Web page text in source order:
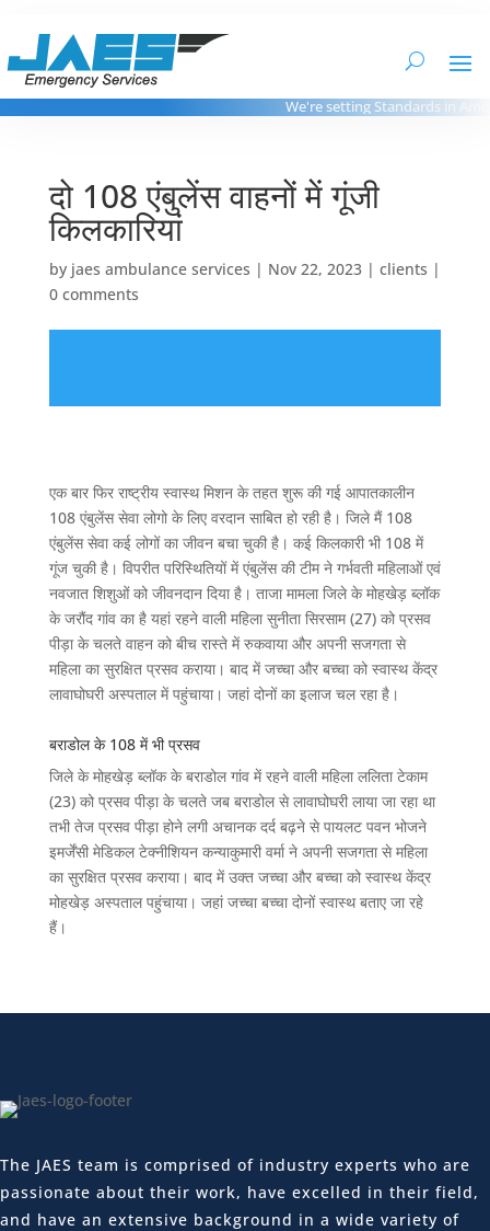
We're setting Standards in
दो 108 एंबुलेंस वाहनों में गूंजी
किलकारियां
by jaes ambulance services | Nov 22, 2023| clients |
0 comments
एक बार फिर राष्ट्रीय स्वास्थ मिशन के तहत शुरू की गई आपातकालीन
108 एंबुलेंस सेवा लोगो के लिए वरदान साबित हो रही है। जिले मैं 108
एंबुलेंस सेवा कई लोगों का जीवन बचा चुकी है। कई किलकारी भी 108 में
गूंज चुकी है। विपरीत परिस्थितियों में एंबुलेंस की टीम ने गर्भवती महिलाओं एवं
नवजात शिशुओं को जीवनदान दिया है। ताजा मामला जिले के मोहखेड़ ब्लॉक
के जरौंद गांव का है यहां रहने वाली महिला सुनीता सिरसाम (27) को प्रसव
पीड़ा के चलते वाहन को बीच रास्ते में रुकवाया और अपनी सजगता से
महिला का सुरक्षित प्रसव कराया। बाद में जच्चा और बच्चा को स्वास्थ केंद्र
लावाघोघरी अस्पताल में पहुंचाया। जहां दोनों का इलाज चल रहा है।
बराडोल के 108 में भी प्रसव
जिले के मोहखेड़ ब्लॉक के बराडोल गांव में रहने वाली महिला ललिता टेकाम
(23) को प्रसव पीड़ा के चलते जब बराडोल से लावाघोघरी लाया जा रहा था
तभी तेज प्रसव पीड़ा होने लगी अचानक दर्द बढ़ने से पायलट पवन भोजने
इमर्जेंसी मेडिकल टेक्नीशियन कन्याकुमारी वर्मा ने अपनी सजगता से महिला
का सुरक्षित प्रसव कराया। बाद में उक्त जच्चा और बच्चा को स्वास्थ केंद्र
मोहखेड़ अस्पताल पहुंचाया। जहां जच्चा बच्चा दोनों स्वास्थ बताए जा रहे
हैं।
The JAES team is comprised of industry experts who are
passionate about their work, have excelled in their field,
and have an extensive background in a wide variety of